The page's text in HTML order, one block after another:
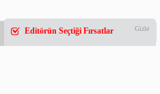
Editörün Seçtiği Fırsatlar Gizle